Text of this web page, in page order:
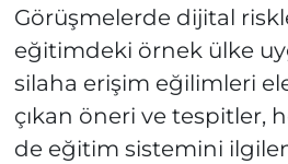
Görüşmelerde dijital
eğitimdeki örnek ülke
silaha erişim eğilimleri
çıkan öneri ve tespitler,
de eğitim sistemini